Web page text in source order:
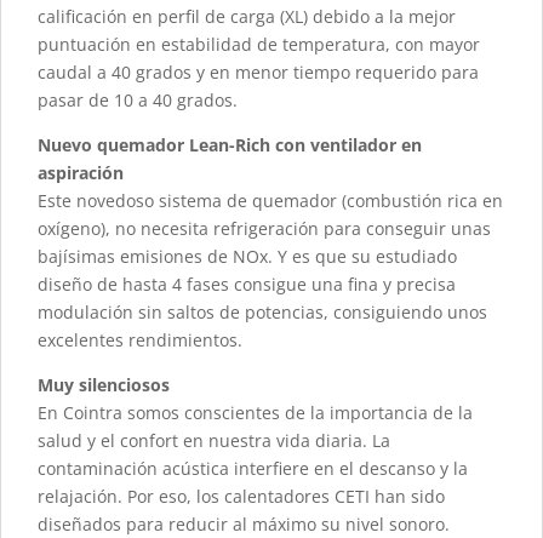
calificación en perfil de carga (XL) debido a la mejor
puntuación en estabilidad de temperatura, con mayor
caudal a 40 grados y en menor tiempo requerido para
pasar de 10 a 40 grados.
Nuevo quemador Lean-Rich con ventilador en
aspiración
Este novedoso sistema de quemador (combustión rica en
oxígeno), no necesita refrigeración para conseguir unas
bajísimas emisiones de NOx. Y es que su estudiado
diseño de hasta 4 fases consigue una fina y precisa
modulación sin saltos de potencias, consiguiendo unos
excelentes rendimientos.
Muy silenciosos
En Cointra somos conscientes de la importancia de la
salud y el confort en nuestra vida diaria. La
contaminación acústica interfiere en el descanso y la
relajación. Por eso, los calentadores CETI han sido
diseñados para reducir al máximo su nivel sonoro.